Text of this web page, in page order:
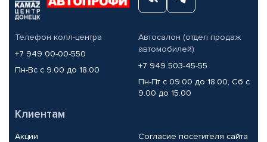
Телефон колл-центра
+7 949 00-00-550
Пн-Вс с 9.00 до 18.00
Автосалон (отдел продаж
автомобилей)
+7 949 503-45-55
Пн-Пт с 09.00 до 18.00, Сб с
9.00 до 15.00
Клиентам
Акции
Согласие посетителя сайта